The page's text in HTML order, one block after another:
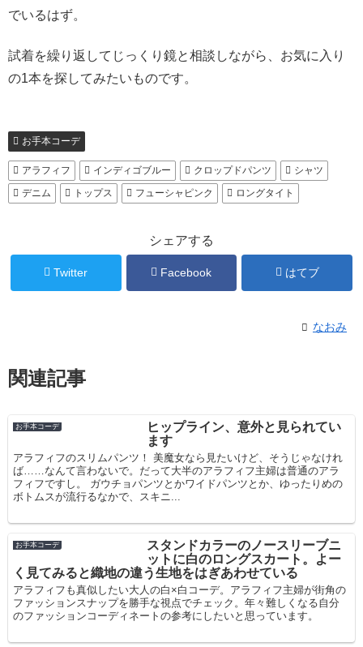
でいるはず。
試着を繰り返してじっくり鏡と相談しながら、お気に入り
の1本を探してみたいものです。
お手本コーデ
アラフィフ インディゴブルー クロップドパンツ
シャツ
デニム
トップス フューシャピンク ロングタイト
シェアする
Twitter Facebook はてブ
なおみ
関連記事
お手本コーデ
ヒップライン、意外と見られてい
ます
アラフィフのスリムパンツ！ 美魔女なら見たいけど、そうじゃなけれ
ば……なんて言わないで。だって大半のアラフィフ主婦は普通のアラ
フィフですし。 ガウチョパンツとかワイドパンツとか、ゆったりめの
ボトムスが流行るなかで、スキニ...
お手本コーデ
スタンドカラーのノースリーブニ
ットに白のロングスカート。よー
く見てみると織地の違う生地をはぎあわせている
アラフィフも真似したい大人の白×白コーデ。アラフィフ主婦が街角の
ファッションスナップを勝手な視点でチェック。年々難しくなる自分
のファッションコーディネートの参考にしたいと思っています。